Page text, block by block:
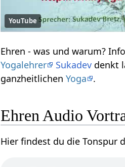
YouTube
Yogalehrer
Sukadev denkt laut
ganzheitlichenYoga .
Ehren‏‎ Audio